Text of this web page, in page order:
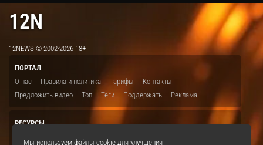
12N
12NEWS © 2002-2026 18+
ПОРТАЛ
О нас
Правила и политика Тарифы
Контакты
Предложить видео
Топ Теги Поддержать Реклама
РЕСУРСЫ
Мы используем файлы cookie для улучшения